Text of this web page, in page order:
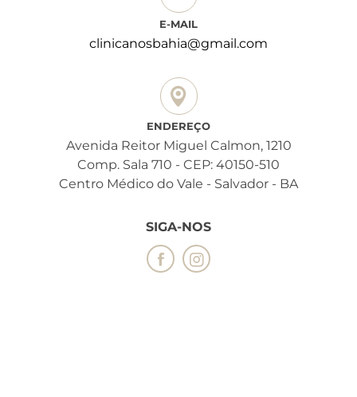
E-MAIL
clinicanosbahia@gmail.com
ENDEREÇO
Avenida Reitor Miguel Calmon, 1210
Comp. Sala 710 - CEP: 40150-510
Centro Médico do Vale - Salvador - BA
SIGA-NOS